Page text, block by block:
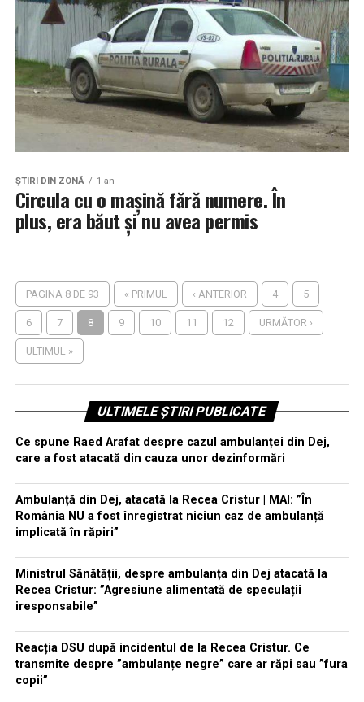
ŞTIRI DIN ZONĂ 1 an
Circula cu o mașină fără numere. În
plus, era băut și nu avea permis
PAGINA 8 DE 93 « PRIMUL ‹ ANTERIOR 4 5
6 7 8 9 10 11 12 URMĂTOR ›
ULTIMUL »
ULTIMELE ȘTIRI PUBLICATE
Ce spune Raed Arafat despre cazul ambulanței din Dej,
care a fost atacată din cauza unor dezinformări
Ambulanță din Dej, atacată la Recea Cristur | MAI: ”În
România NU a fost înregistrat niciun caz de ambulanță
implicată în răpiri”
Ministrul Sănătății, despre ambulanța din Dej atacată la
Recea Cristur: ”Agresiune alimentată de speculații
iresponsabile”
Reacția DSU după incidentul de la Recea Cristur. Ce
transmite despre ”ambulanțe negre” care ar răpi sau ”fura
copii”